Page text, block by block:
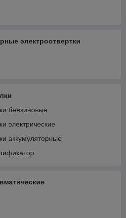
электроотвертки
бензиновые
электрические
аккумуляторные